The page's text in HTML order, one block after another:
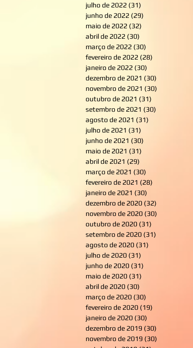
julho de 2022 (31)
junho de 2022 (29)
maio de 2022 (32)
abril de 2022 (30)
março de 2022 (30)
fevereiro de 2022 (28)
janeiro de 2022 (30)
dezembro de 2021 (30)
novembro de 2021 (30)
outubro de 2021 (31)
setembro de 2021 (30)
agosto de 2021 (31)
julho de 2021 (31)
junho de 2021 (30)
maio de 2021 (31)
abril de 2021 (29)
março de 2021 (30)
fevereiro de 2021 (28)
janeiro de 2021 (30)
dezembro de 2020 (32)
novembro de 2020 (30)
outubro de 2020 (31)
setembro de 2020 (31)
agosto de 2020 (31)
julho de 2020 (31)
junho de 2020 (31)
maio de 2020 (31)
abril de 2020 (30)
março de 2020 (30)
fevereiro de 2020 (19)
janeiro de 2020 (30)
dezembro de 2019 (30)
novembro de 2019 (30)